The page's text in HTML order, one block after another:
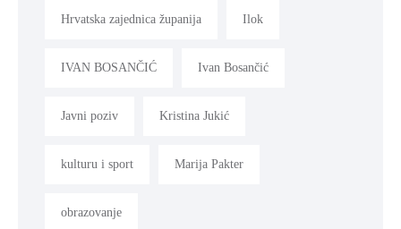
Hrvatska zajednica županija Ilok
IVAN BOSANČIĆ Ivan Bosančić
Javni poziv Kristina Jukić
kulturu i sport Marija Pakter
obrazovanje